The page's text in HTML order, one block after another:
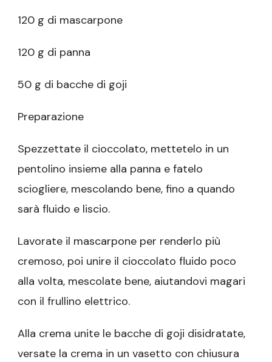
120 g di mascarpone
120 g di panna
50 g di bacche di goji
Preparazione
Spezzettate il cioccolato, mettetelo in un
pentolino insieme alla panna e fatelo
sciogliere, mescolando bene, fino a quando
sarà fluido e liscio.
Lavorate il mascarpone per renderlo più
cremoso, poi unire il cioccolato fluido poco
alla volta, mescolate bene, aiutandovi magari
con il frullino elettrico.
Alla crema unite le bacche di goji disidratate,
versate la crema in un vasetto con chiusura